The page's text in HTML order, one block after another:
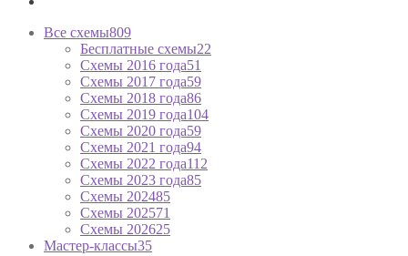
Все схемы809
Бесплатные схемы22
Схемы 2016 года51
Схемы 2017 года59
Схемы 2018 года86
Схемы 2019 года104
Схемы 2020 года59
Схемы 2021 года94
Схемы 2022 года112
Схемы 2023 года85
Схемы 202485
Схемы 202571
Схемы 202625
Мастер-классы35